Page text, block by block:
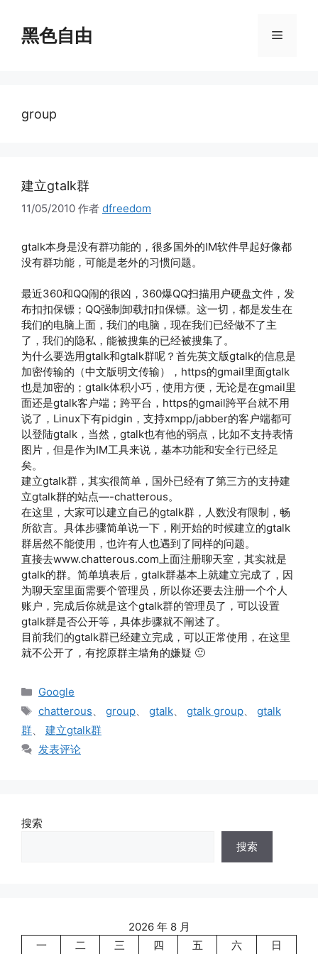
黑色自由 菜
group
建立gtalk群
11/05/2010 作者 dfreedom
gtalk本身是没有群功能的，很多国外的IM软件早起好像都
没有群功能，可能是老外的习惯问题。
最近360和QQ闹的很凶，360爆QQ扫描用户硬盘文件，发
布扣扣保镖；QQ强制卸载扣扣保镖。这一切，都是发生在
我们的电脑上面，我们的电脑，现在我们已经做不了主
了，我们的隐私，能被搜集的已经被搜集了。
为什么要选用gtalk和gtalk群呢？首先英文版gtalk的信息是
加密传输的（中文版明文传输），https的gmail里面gtalk
也是加密的；gtalk体积小巧，使用方便，无论是在gmail里
面还是gtalk客户端；跨平台，https的gmail跨平台就不用
说了，Linux下有pidgin，支持xmpp/jabber的客户端都可
以登陆gtalk，当然，gtalk也有他的弱点，比如不支持表情
图片，但是作为IM工具来说，基本功能和安全行已经足
矣。
建立gtalk群，其实很简单，国外已经有了第三方的支持建
立gtalk群的站点—-chatterous。
在这里，大家可以建立自己的gtalk群，人数没有限制，畅
所欲言。具体步骤简单说一下，刚开始的时候建立的gtalk
群居然不能使用，也许有人也遇到了同样的问题。
直接去www.chatterous.com上面注册聊天室，其实就是
gtalk的群。简单填表后，gtalk群基本上就建立完成了，因
为聊天室里面需要个管理员，所以你还要去注册一个个人
账户，完成后你就是这个gtalk群的管理员了，可以设置
gtalk群是否公开等，具体步骤就不阐述了。
目前我们的gtalk群已经建立完成，可以正常使用，在这里
就不公开了，有挖原群主墙角的嫌疑 🙂
分
类
Google
标
签
chatterous、 group、 gtalk、 gtalk group、 gtalk
群、 建立gtalk群
发表评论
搜索
搜索
2026 年 8 月
一
二 三 四 五 六 日